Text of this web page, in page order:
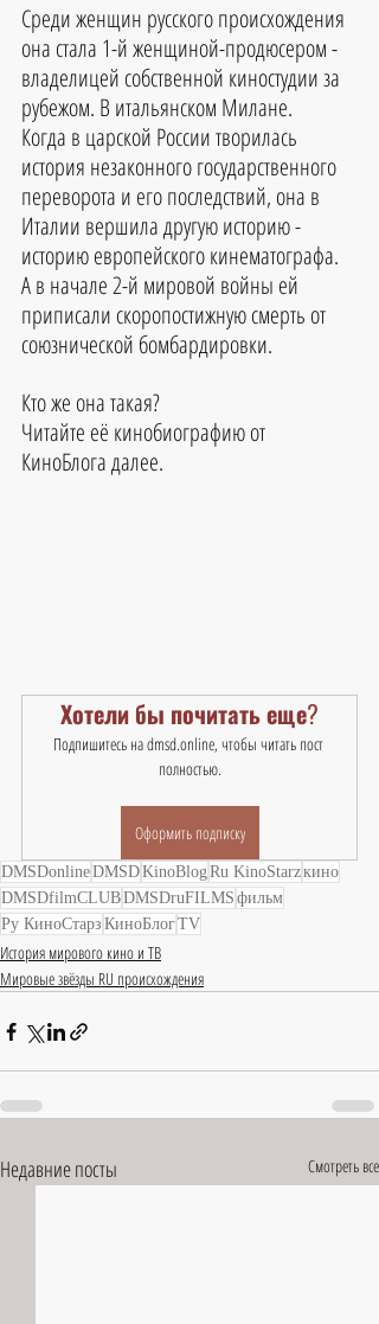
Среди женщин русского происхождения
она стала 1-й женщиной-продюсером -
владелицей собственной киностудии за
рубежом. В итальянском Милане.
Когда в царской России творилась
история незаконного государственного
переворота и его последствий, она в
Италии вершила другую историю -
историю европейского кинематографа.
А в начале 2-й мировой войны ей
приписали скоропостижную смерть от
союзнической бомбардировки.
Кто же она такая?
Читайте её кинобиографию от
КиноБлога далее.
Хотели бы почитать еще?
Подпишитесь на dmsd.online, чтобы читать пост
полностью.
Оформить подписку
DMSDonlineDMSDKinoBlogRu KinoStarzкино
DMSDfilmCLUBDMSDruFILMS фильм
Ру КиноСтарз КиноБлогTV
История мирового кино и ТВ
Мировые звёзды RU происхождения
Недавние посты Смотреть все